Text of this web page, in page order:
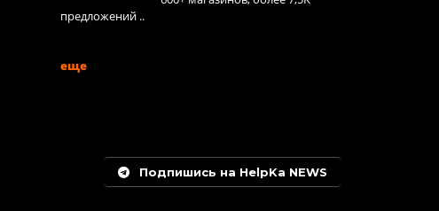
предложений ..
еще
Подпишись на HelpKa NEWS